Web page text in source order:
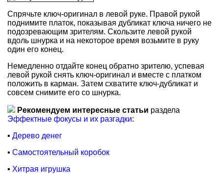
Спрячьте ключ-оригинал в левой руке. Правой рукой
поднимите платок, показывая дубликат ключа ничего не
подозревающим зрителям. Скользите левой рукой
вдоль шнурка и на некоторое время возьмите в руку
один его конец.
Немедленно отдайте конец обратно зрителю, успевая
левой рукой снять ключ-оригинал и вместе с платком
положить в карман. Затем схватите ключ-дубликат и
совсем снимите его со шнурка.
Рекомендуем интересные статьи раздела
Эффектные фокусы и их разгадки:
▪ Дерево денег
▪ Самостоятельный коробок
▪ Хитрая игрушка